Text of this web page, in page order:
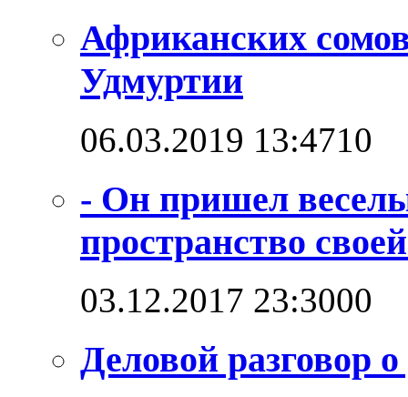
Африканских
Удмуртии
06.03.2019 13:4710
- Он пришел
пространство
03.12.2017 23:3000
Деловой разговор